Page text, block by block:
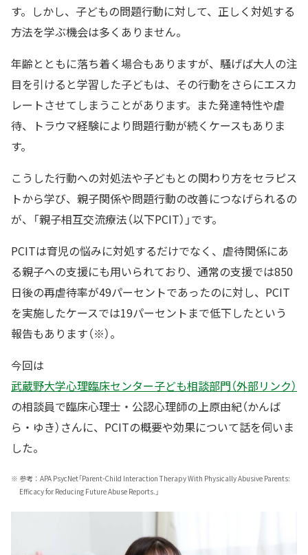
す。しかし、子どもの問題行動に対して、正しく対処する
方法を学ぶ機会は多くありません。
年齢とともに落ち着く場合もありますが、騒げば大人の注
目を引けると学習した子どもは、その行動をさらにエスカ
レートさせてしまうことがあります。また発達特性や虐
待、トラウマ経験により問題行動が続くケースもありま
す。
こうした行動への対処法や子どもとの関わり方をセラピス
トから学び、親子関係や問題行動の改善につなげられるの
が、「親子相互交流療法（以下PCIT）」です。
PCITは育児の悩みに対処するだけでなく、虐待関係にあ
る親子への支援にも用いられており、通常の支援では850
日後の再虐待率が49パーセントであったのに対し、PCIT
を実施したケースでは19パーセントまで低下したという
報告もあります（※）。
今回は
武蔵野大学心理臨床センター子ども相談部門（外部リンク）
の相談員で臨床心理士・公認心理師の上原由紀（かんば
ら・ゆき）さんに、PCITの概要や効果について話を伺いま
した。
※ 参考：APA PsycNet「Parent-Child Interaction Therapy With Physically Abusive Parents:
Efficacy for Reducing Future Abuse Reports.」